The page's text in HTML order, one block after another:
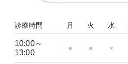
診療時間 月 火 水
10:00～
13:00
● ● ×